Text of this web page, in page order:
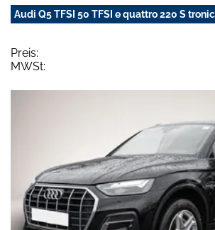
Audi Q5 TFSI 50 TFSI e quattro 220 S
Preis:
MWSt: